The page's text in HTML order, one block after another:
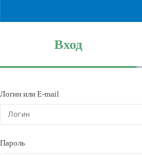
Вход
Логин или E-mail
Пароль